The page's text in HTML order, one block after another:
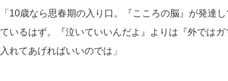
「10歳なら思春期の入り口。『こころの脳』が発達
ているはず。『泣いていいんだよ』よりは『外では
入れてあげればいいのでは」